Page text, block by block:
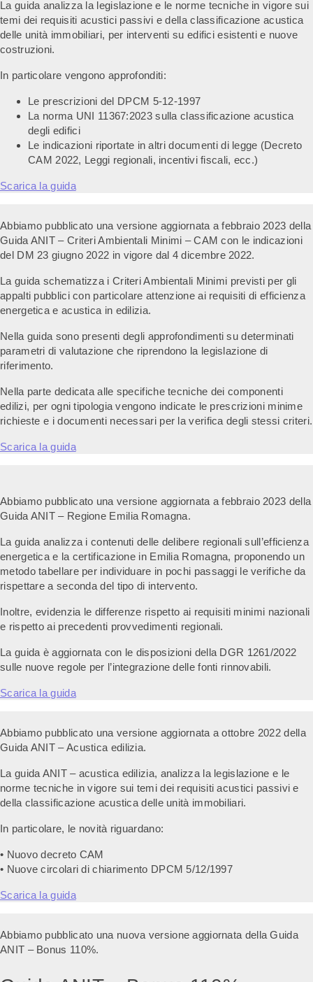
La guida analizza la legislazione e le norme tecniche in vigore sui
temi dei requisiti acustici passivi e della classificazione acustica
delle unità immobiliari, per interventi su edifici esistenti e nuove
costruzioni.
In particolare vengono approfonditi:
Le prescrizioni del DPCM 5-12-1997
La norma UNI 11367:2023 sulla classificazione acustica
degli edifici
Le indicazioni riportate in altri documenti di legge (Decreto
CAM 2022, Leggi regionali, incentivi fiscali, ecc.)
Scarica la guida
Abbiamo pubblicato una versione aggiornata a febbraio 2023 della
Guida ANIT – Criteri Ambientali Minimi – CAM con le indicazioni
del DM 23 giugno 2022 in vigore dal 4 dicembre 2022.
La guida schematizza i Criteri Ambientali Minimi previsti per gli
appalti pubblici con particolare attenzione ai requisiti di efficienza
energetica e acustica in edilizia.
Nella guida sono presenti degli approfondimenti su determinati
parametri di valutazione che riprendono la legislazione di
riferimento.
Nella parte dedicata alle specifiche tecniche dei componenti
edilizi, per ogni tipologia vengono indicate le prescrizioni minime
richieste e i documenti necessari per la verifica degli stessi criteri.
Scarica la guida
Abbiamo pubblicato una versione aggiornata a febbraio 2023 della
Guida ANIT – Regione Emilia Romagna.
La guida analizza i contenuti delle delibere regionali sull’efficienza
energetica e la certificazione in Emilia Romagna, proponendo un
metodo tabellare per individuare in pochi passaggi le verifiche da
rispettare a seconda del tipo di intervento.
Inoltre, evidenzia le differenze rispetto ai requisiti minimi nazionali
e rispetto ai precedenti provvedimenti regionali.
La guida è aggiornata con le disposizioni della DGR 1261/2022
sulle nuove regole per l’integrazione delle fonti rinnovabili.
Scarica la guida
Abbiamo pubblicato una versione aggiornata a ottobre 2022 della
Guida ANIT – Acustica edilizia.
La guida ANIT – acustica edilizia, analizza la legislazione e le
norme tecniche in vigore sui temi dei requisiti acustici passivi e
della classificazione acustica delle unità immobiliari.
In particolare, le novità riguardano:
• Nuovo decreto CAM
• Nuove circolari di chiarimento DPCM 5/12/1997
Scarica la guida
Abbiamo pubblicato una nuova versione aggiornata della Guida
ANIT – Bonus 110%.